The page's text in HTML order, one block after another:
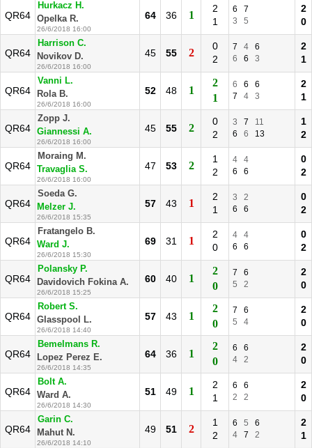
QR64
Hurkacz H.
Opelka R.
26/6/2018 16:00
64 36 1
2
1
6
7
3
5
2
0
QR64
Harrison C.
Novikov D.
26/6/2018 16:00
45 55 2
0
2
7 4
6
6
6 3
2
1
QR64
Vanni L.
Rola B.
26/6/2018 16:00
52 48 1
2
1
6 6
6
7
4 3
2
1
QR64
Zopp J.
Giannessi A.
26/6/2018 16:00
45 55 2
0
2
3 7
11
6
6 13
1
2
QR64
Moraing M.
Travaglia S.
26/6/2018 16:00
47 53 2
1
2
4
4
6
6
0
2
QR64
Soeda G.
Melzer J.
26/6/2018 15:35
57 43 1
2
1
3
2
6
6
0
2
QR64
Fratangelo B.
Ward J.
26/6/2018 15:30
69 31 1
2
0
4
4
6
6
0
2
QR64
Polansky P.
Davidovich Fokina A.
26/6/2018 15:25
60 40 1
2
0
7
6
5
2
2
0
QR64
Robert S.
Glasspool L.
26/6/2018 14:40
57 43 1
2
0
7
6
5
4
2
0
QR64
Bemelmans R.
Lopez Perez E.
26/6/2018 14:35
64 36 1
2
0
6
6
4
2
2
0
QR64
Bolt A.
Ward A.
26/6/2018 14:30
51 49 1
2
1
6
6
2
2
2
0
QR64
Garin C.
Mahut N.
26/6/2018 14:10
49 51 2
1
2
6 5
6
4
7 2
2
1